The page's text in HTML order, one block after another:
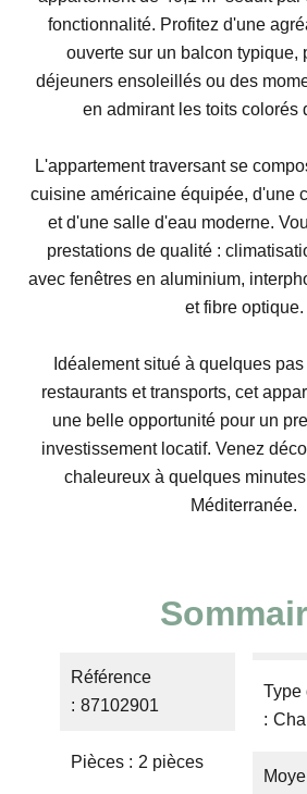
fonctionnalité. Profitez d'une
ouverte sur un balcon typique,
déjeuners ensoleillés ou des
en admirant les toits colorés
L'appartement traversant se
cuisine américaine équipée, d'une
et d'une salle d'eau moderne.
prestations de qualité :
avec fenêtres en aluminium,
et fibre optique.
Idéalement situé à quelques
restaurants et transports, cet
une belle opportunité pour un
investissement locatif. Venez
chaleureux à quelques
Méditerranée.
Référence
87102901
Pièces 2 pièces
Type